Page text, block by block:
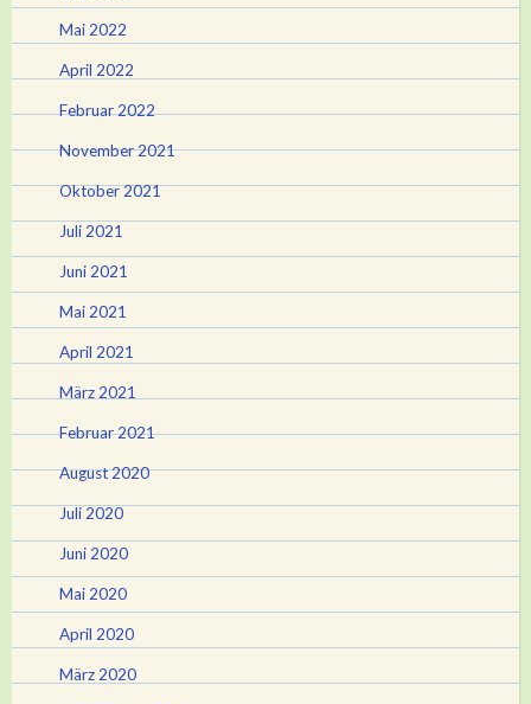
Mai 2022
April 2022
Februar 2022
November 2021
Oktober 2021
Juli 2021
Juni 2021
Mai 2021
April 2021
März 2021
Februar 2021
August 2020
Juli 2020
Juni 2020
Mai 2020
April 2020
März 2020